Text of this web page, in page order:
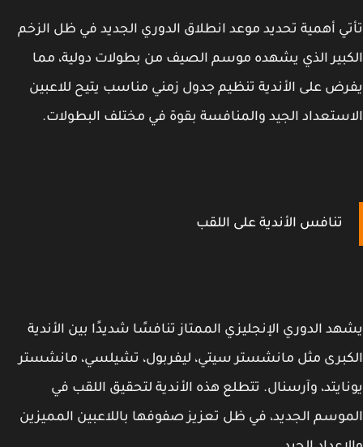
أهمية تحديد موعد انطلاق الدوري الجديد في ظل الزخم
الذي يشهده موسم الصيف من بطولات دولية، مما
على الأندية تنظيم جدول زمني مناسب يتيح للاعبين
الجيد والمنافسة بقوة في مختلف البطولات.
تنافس الأندية على اللقب
الدوري الإنجليزي الممتاز تنافسًا شديدًا بين الأندية
مثل مانشستر سيتي، ليفربول، تشيلسي، مانشستر
وآرسنال. تتطلع هذه الأندية لتحقيق اللقب في
الجديد، في ظل تعزيز صفوفها باللاعبين المميزين